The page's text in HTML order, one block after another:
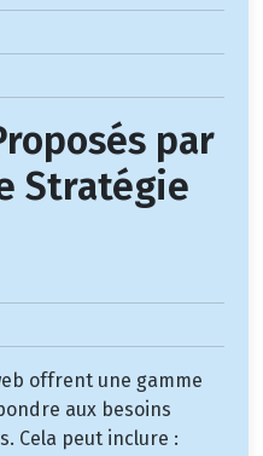
par
Stratégie
offrent une gamme
aux besoins
Cela peut inclure :